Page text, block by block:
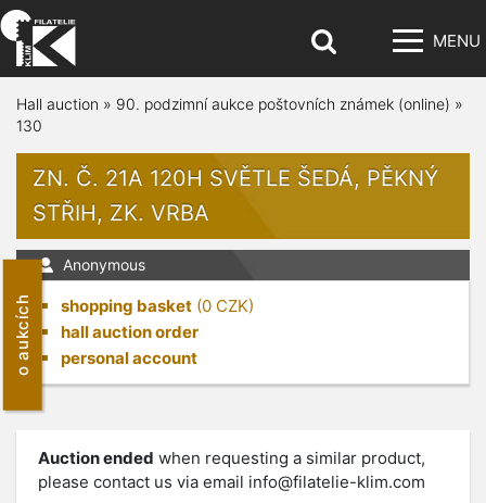
MENU
o aukcích
Hall auction » 90. podzimní aukce poštovních známek (online) »
130
ZN. Č. 21A 120H SVĚTLE ŠEDÁ, PĚKNÝ
STŘIH, ZK. VRBA
Anonymous
shopping basket (0 CZK)
hall auction order
personal account
Auction ended when requesting a similar product,
please contact us via email info@filatelie-klim.com